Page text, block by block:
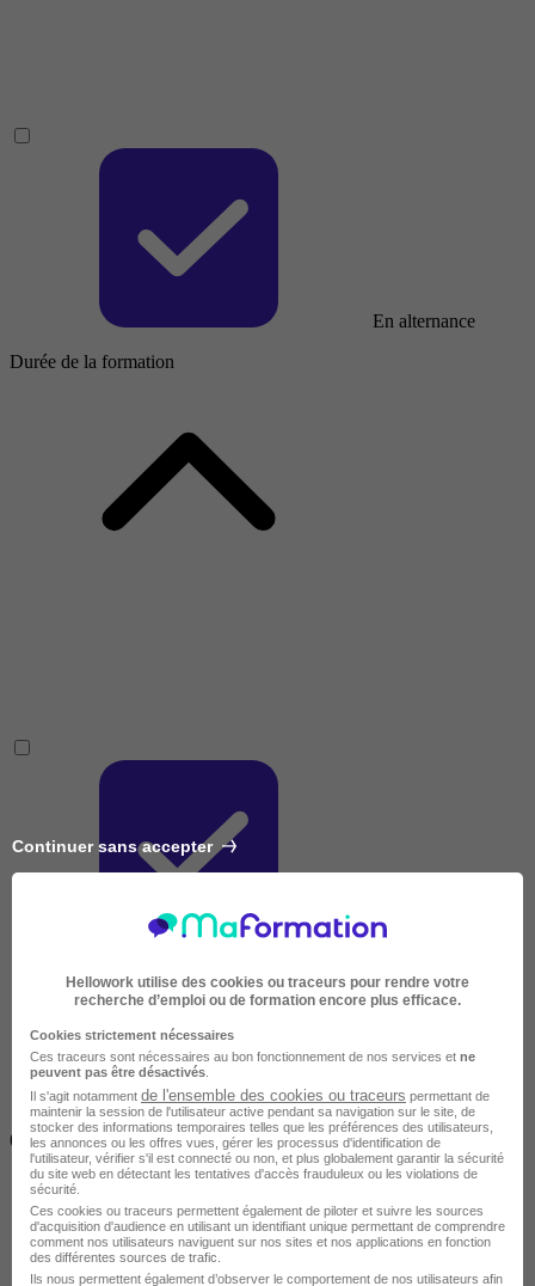
En alternance
Durée de la formation
Très courte
Inférieur à 2 jours
(14h)
Continuer sans accepter
Hellowork utilise des cookies ou traceurs pour rendre votre
recherche d’emploi ou de formation encore plus efficace.
Cookies strictement nécessaires
Ces traceurs sont nécessaires au bon fonctionnement de nos services et ne
peuvent pas être désactivés
Il s'agit notamment de l'ensemble des cookies ou traceurs permettant de
maintenir la session de l'utilisateur active pendant sa navigation sur le site, de
stocker des informations temporaires telles que les préférences des utilisateurs,
les annonces ou les offres vues, gérer les processus d'identification de
l'utilisateur, vérifier s'il est connecté ou non, et plus globalement garantir la sécurité
du site web en détectant les tentatives d'accès frauduleux ou les violations de
sécurité.
Ces cookies ou traceurs permettent également de piloter et suivre les sources
d'acquisition d'audience en utilisant un identifiant unique permettant de comprendre
comment nos utilisateurs naviguent sur nos sites et nos applications en fonction
des différentes sources de trafic.
Ils nous permettent également d’observer le comportement de nos utilisateurs afin